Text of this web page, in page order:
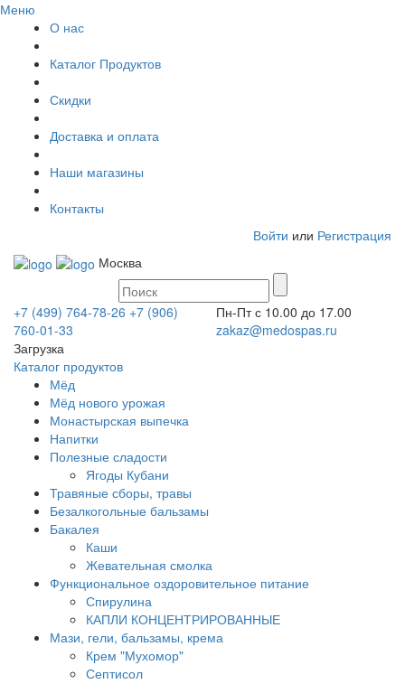
Меню
О нас
Каталог Продуктов
Скидки
Доставка и оплата
Наши магазины
Контакты
Войти или Регистрация
Москва
+7 (499) 764-78-26 +7 (906)
760-01-33
Пн-Пт с 10.00 до 17.00
zakaz@medospas.ru
Загрузка
Каталог продуктов
Мёд
Мёд нового урожая
Монастырская выпечка
Напитки
Полезные сладости
Ягоды Кубани
Травяные сборы, травы
Безалкогольные бальзамы
Бакалея
Каши
Жевательная смолка
Функциональное оздоровительное питание
Спирулина
КАПЛИ КОНЦЕНТРИРОВАННЫЕ
Мази, гели, бальзамы, крема
Крем "Мухомор"
Септисол